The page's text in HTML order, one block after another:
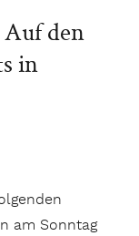
den
in
am Sonntag